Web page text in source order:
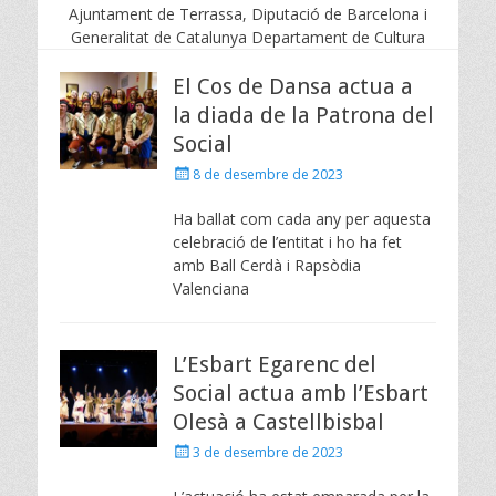
Ajuntament de Terrassa, Diputació de Barcelona i
Generalitat de Catalunya Departament de Cultura
El Cos de Dansa actua a
la diada de la Patrona del
Social
Posted8 de desembre de 2023
Ha ballat com cada any per aquesta
celebració de l’entitat i ho ha fet
amb Ball Cerdà i Rapsòdia
Valenciana
L’Esbart Egarenc del
Social actua amb l’Esbart
Olesà a Castellbisbal
Posted
3 de desembre de 2023